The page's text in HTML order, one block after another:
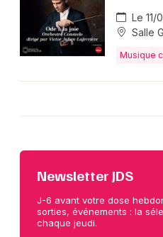
Le 11/
Salle
Musique
Newsletter JDS
J-6 avant votre dose
sorties, événements : la
chaque jeudi.